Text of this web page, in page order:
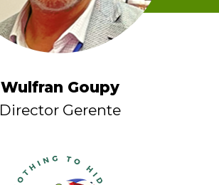
Wulfran Goupy
Director Gerente